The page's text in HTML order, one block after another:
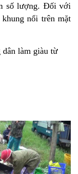
số lượng. Đối với
nổi trên mặt
làm giàu từ